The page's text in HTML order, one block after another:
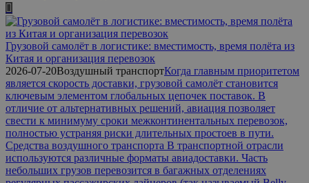
Грузовой самолёт в логистике: вместимость, время полёта из
Китая и организация перевозок
2026-07-20Воздушный транспортКогда главным приоритетом
является скорость доставки, грузовой самолёт становится
ключевым элементом глобальных цепочек поставок. В
отличие от альтернативных решений, авиация позволяет
свести к минимуму сроки межконтинентальных перевозок,
полностью устраняя риски длительных простоев в пути.
Средства воздушного транспорта В транспортной отрасли
используются различные форматы авиадоставки. Часть
небольших грузов перевозится в багажных отделениях